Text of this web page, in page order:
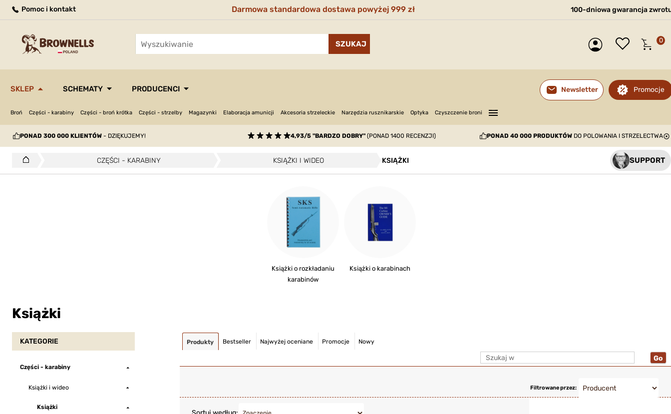
Pomoc i kontakt Darmowa standardowa dostawa powyżej 999 zł 100-dniowa gwarancja
0
SKLEP SCHEMATY PRODUCENCI Newsletter Promocje
Broń Części - karabiny Części - broń krótka Części - strzelby Magazynki Elaboracja amunicji Akcesoria strzeleckie Narzędzia rusznikarskie Optyka Czyszczenie broni —
—
—
PONAD 300 000 KLIENTÓW - DZIĘKUJEMY! 4,93/5 "BARDZO DOBRY"(PONAD 1400 RECENZJI) PONAD 40 000 PRODUKTÓW DO POLOWANIA I STRZELECTWA
CZĘŚCI - KARABINY KSIĄŻKI I WIDEO KSIĄŻKI SUPPORT
Książki o rozkładaniu
karabinów
Książki o karabinach
Książki
Produkty Bestseller Najwyżej oceniane Promocje Nowy
Filtrowane przez:
KATEGORIE
Części - karabiny
Książki i wideo
Książki